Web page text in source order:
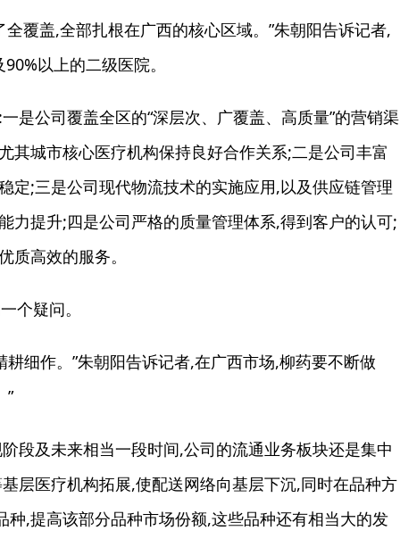
盖,全部扎根在广西的核心区域。”朱朝阳告诉记者,
以上的二级医院。
公司覆盖全区的“深层次、广覆盖、高质量”的营销渠
其城市核心医疗机构保持良好合作关系;二是公司丰富
定;三是公司现代物流技术的实施应用,以及供应链管理
力提升;四是公司严格的质量管理体系,得到客户的认可;
高效的服务。
疑问。
细作。”朱朝阳告诉记者,在广西市场,柳药要不断做
”
及未来相当一段时间,公司的流通业务板块还是集中
层医疗机构拓展,使配送网络向基层下沉,同时在品种方
,提高该部分品种市场份额,这些品种还有相当大的发